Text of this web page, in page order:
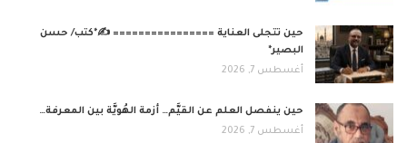
حين تتجلى العناية ================ ✍️*كتب/ حسن
البصير*
أغسطس 7, 2026
حين ينفصل العلم عن القيَّم… أزمة الهُويَّة بين المعرفة…
أغسطس 7, 2026